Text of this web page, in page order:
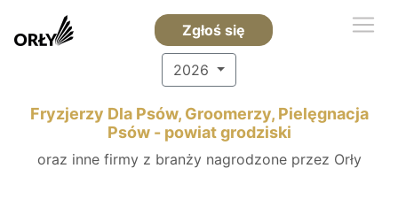
Zgłoś się
2026
Fryzjerzy Dla Psów, Groomerzy, Pielęgnacja
Psów - powiat grodziski
oraz inne firmy z branży nagrodzone przez Orły